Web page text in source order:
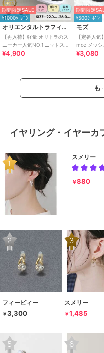
期間限定SALE
¥1000ｸｰﾎﾟﾝ
オリエンタルトラフィック
【再入荷】軽量 オリトラのス
ニーカー人気NO.1 ニットスニ
ーカー スリッポン /3709
¥4,900
期間限定
¥500ｸｰﾎﾟﾝ
モズ
【定番人気
moz メッシ
サンダル
¥3,080
も
イヤリング・イヤーカ
スメリー
￥880
フィービィー
￥3,300
スメリー
￥1,485